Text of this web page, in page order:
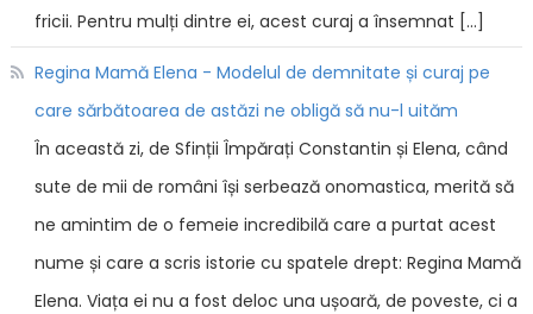
fricii. Pentru mulți dintre ei, acest curaj a însemnat […]
Regina Mamă Elena - Modelul de demnitate și curaj pe
care sărbătoarea de astăzi ne obligă să nu-l uităm
În această zi, de Sfinții Împărați Constantin și Elena, când
sute de mii de români își serbează onomastica, merită să
ne amintim de o femeie incredibilă care a purtat acest
nume și care a scris istorie cu spatele drept: Regina Mamă
Elena. Viața ei nu a fost deloc una ușoară, de poveste, ci a